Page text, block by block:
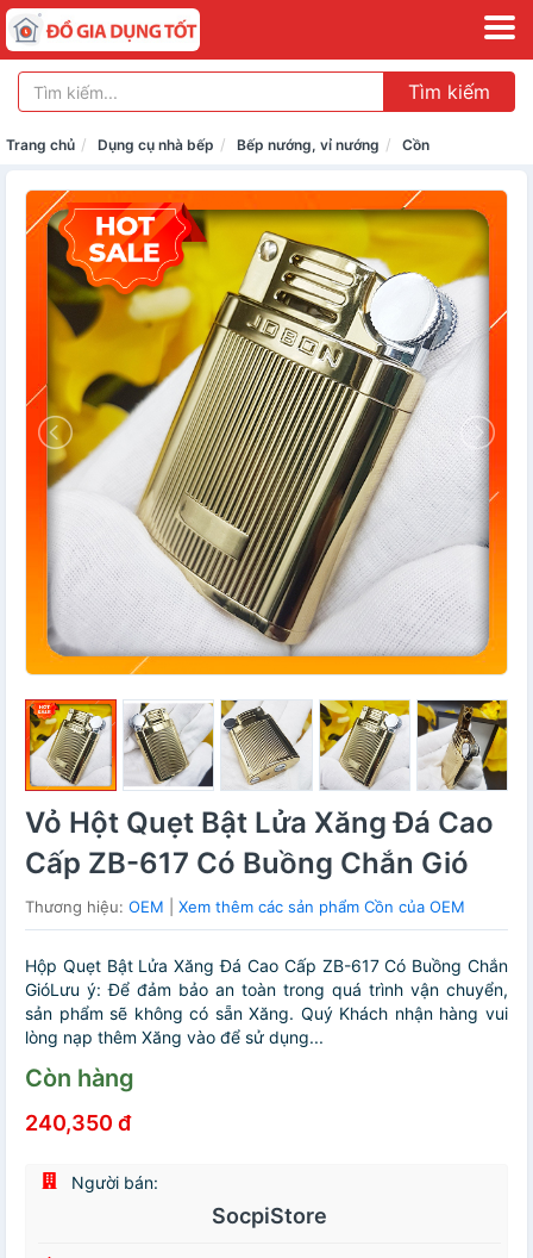
Tìm kiếm
Trang chủ Dụng cụ nhà bếp Bếp nướng, vỉ nướng Cồn
Vỏ Hột Quẹt Bật Lửa Xăng Đá Cao
Cấp ZB-617 Có Buồng Chắn Gió
Thương hiệu: OEM Xem thêm các sản phẩm Cồn của OEM
Hộp Quẹt Bật Lửa Xăng Đá Cao Cấp ZB-617 Có Buồng Chắn
GióLưu ý: Để đảm bảo an toàn trong quá trình vận chuyển,
sản phẩm sẽ không có sẵn Xăng. Quý Khách nhận hàng vui
lòng nạp thêm Xăng vào để sử dụng...
Còn hàng
240,350 đ
Người bán:
SocpiStore